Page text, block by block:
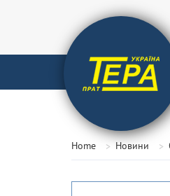
Home Новини